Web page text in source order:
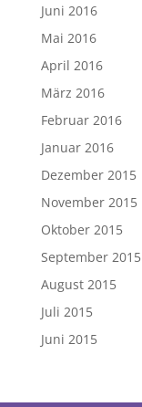
Juni 2016
Mai 2016
April 2016
März 2016
Februar 2016
Januar 2016
Dezember 2015
November 2015
Oktober 2015
September 2015
August 2015
Juli 2015
Juni 2015